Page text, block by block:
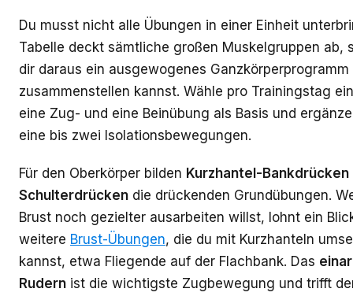
Du musst nicht alle Übungen in einer Einheit
Tabelle deckt sämtliche großen Muskelgruppen ab,
dir daraus ein ausgewogenes Ganzkörperprogramm
zusammenstellen kannst. Wähle pro Trainingstag
eine Zug- und eine Beinübung als Basis und
eine bis zwei Isolationsbewegungen.
Für den Oberkörper bilden Kurzhantel-Bankdrücken
Schulterdrücken die drückenden Grundübungen.
Brust noch gezielter ausarbeiten willst, lohnt ein
weitere Brust-Übungen, die du mit Kurzhanteln
kannst, etwa Fliegende auf der Flachbank. Das
Rudern ist die wichtigste Zugbewegung und trifft